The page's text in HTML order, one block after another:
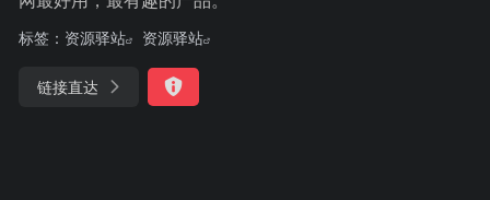
标签： 资源驿站 资源驿站
链接直达